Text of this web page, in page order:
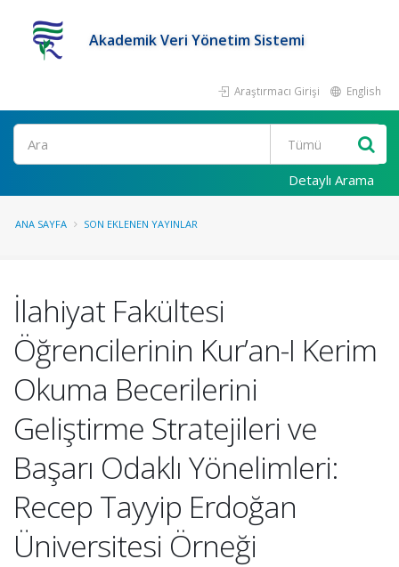
Akademik Veri Yönetim Sistemi
Araştırmacı Girişi English
Ara
Detaylı Arama
ANA SAYFA SON EKLENEN YAYINLAR
İlahiyat Fakültesi
Öğrencilerinin Kur’an-I Kerim
Okuma Becerilerini
Geliştirme Stratejileri ve
Başarı Odaklı Yönelimleri:
Recep Tayyip Erdoğan
Üniversitesi Örneği